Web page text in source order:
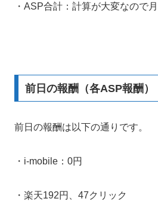
・ASP合計：計算が大変なので
前日の報酬（各ASP報酬）
前日の報酬は以下の通りです。
・i-mobile：0円
・楽天192円、47クリック